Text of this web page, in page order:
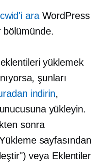
araWordPress
bölümünde.
yüklemek
şunları
indirin,
yükleyin.
sonra
sayfasından
veya Eklentiler